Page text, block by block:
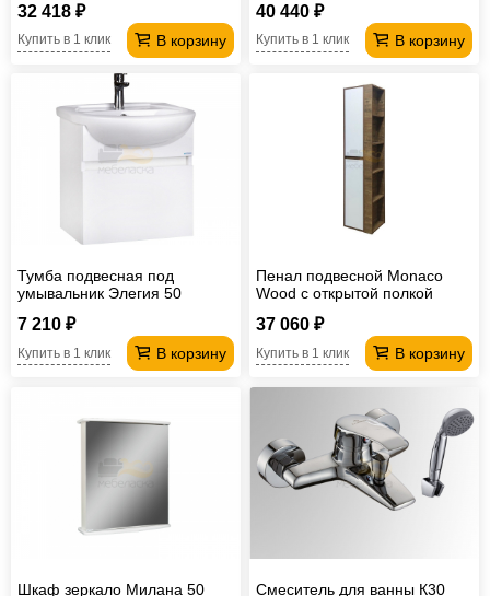
32 418 ₽
В корзину
Купить в 1 клик
40 440 ₽
В корзину
Купить в 1 клик
Тумба подвесная под
умывальник Элегия 50
7 210 ₽
В корзину
Купить в 1 клик
Пенал подвесной Monaco
Wood с открытой полкой
37 060 ₽
В корзину
Купить в 1 клик
Шкаф зеркало Милана 50
Смеситель для ванны К30